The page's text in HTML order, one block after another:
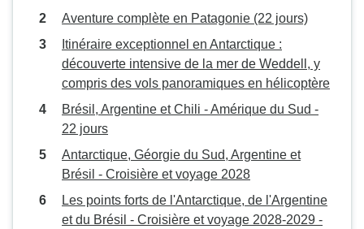
Aventure complète en Patagonie (22 jours)
Itinéraire exceptionnel en Antarctique :
découverte intensive de la mer de Weddell, y
compris des vols panoramiques en hélicoptère
Brésil, Argentine et Chili - Amérique du Sud -
22 jours
Antarctique, Géorgie du Sud, Argentine et
Brésil - Croisière et voyage 2028
Les points forts de l'Antarctique, de l'Argentine
et du Brésil - Croisière et voyage 2028-2029 -